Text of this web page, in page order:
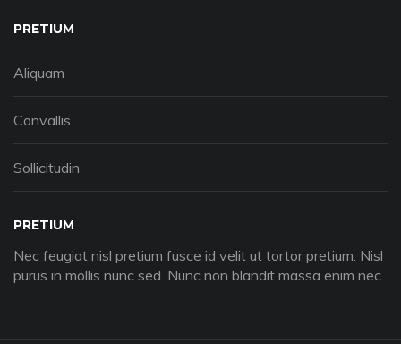
PRETIUM
Aliquam
Convallis
Sollicitudin
PRETIUM
Nec feugiat nisl pretium fusce id velit ut tortor pretium. Nisl
purus in mollis nunc sed. Nunc non blandit massa enim nec.